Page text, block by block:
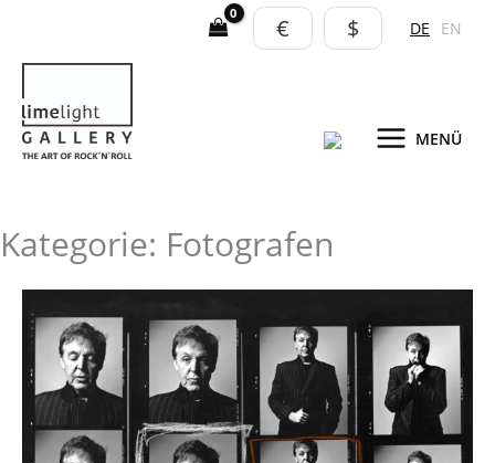
springen
€ $ DE EN
MENÜ
Kategorie: Fotografen